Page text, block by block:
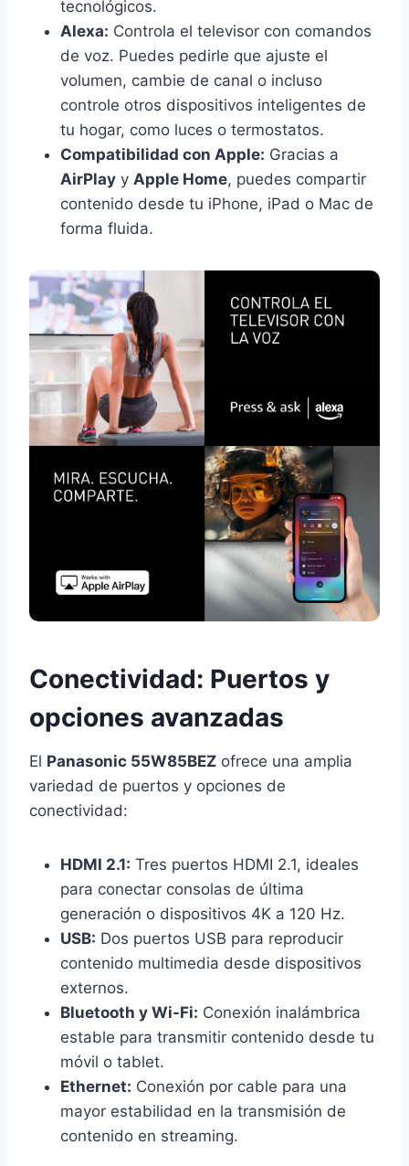
tecnológicos.
Alexa: Controla el televisor con comandos
de voz. Puedes pedirle que ajuste el
volumen, cambie de canal o incluso
controle otros dispositivos inteligentes de
tu hogar, como luces o termostatos.
Compatibilidad con Apple: Gracias a
AirPlay y Apple Home, puedes compartir
contenido desde tu iPhone, iPad o Mac de
forma fluida.
Conectividad: Puertos y
opciones avanzadas
El Panasonic 55W85BEZ ofrece una amplia
variedad de puertos y opciones de
conectividad:
HDMI 2.1: Tres puertos HDMI 2.1, ideales
para conectar consolas de última
generación o dispositivos 4K a 120 Hz.
USB: Dos puertos USB para reproducir
contenido multimedia desde dispositivos
externos.
Bluetooth y Wi-Fi: Conexión inalámbrica
estable para transmitir contenido desde tu
móvil o tablet.
Ethernet: Conexión por cable para una
mayor estabilidad en la transmisión de
contenido en streaming.